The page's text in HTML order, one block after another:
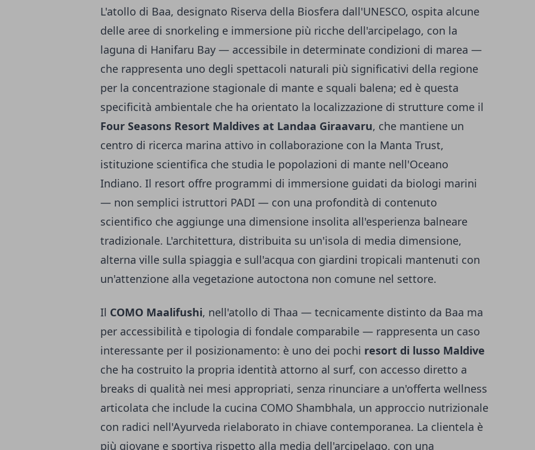
L'atollo di Baa, designato Riserva della Biosfera dall'UNESCO, ospita alcune
delle aree di snorkeling e immersione più ricche dell'arcipelago, con la
laguna di Hanifaru Bay — accessibile in determinate condizioni di marea —
che rappresenta uno degli spettacoli naturali più significativi della regione
per la concentrazione stagionale di mante e squali balena; ed è questa
specificità ambientale che ha orientato la localizzazione di strutture come il
Four Seasons Resort Maldives at Landaa Giraavaru, che mantiene un
centro di ricerca marina attivo in collaborazione con la Manta Trust,
istituzione scientifica che studia le popolazioni di mante nell'Oceano
Indiano. Il resort offre programmi di immersione guidati da biologi marini
— non semplici istruttori PADI — con una profondità di contenuto
scientifico che aggiunge una dimensione insolita all'esperienza balneare
tradizionale. L'architettura, distribuita su un'isola di media dimensione,
alterna ville sulla spiaggia e sull'acqua con giardini tropicali mantenuti con
un'attenzione alla vegetazione autoctona non comune nel settore.
Il COMO Maalifushi, nell'atollo di Thaa — tecnicamente distinto da Baa ma
per accessibilità e tipologia di fondale comparabile — rappresenta un caso
interessante per il posizionamento: è uno dei pochi resort di lusso Maldive
che ha costruito la propria identità attorno al surf, con accesso diretto a
breaks di qualità nei mesi appropriati, senza rinunciare a un'offerta wellness
articolata che include la cucina COMO Shambhala, un approccio nutrizionale
con radici nell'Ayurveda rielaborato in chiave contemporanea. La clientela è
più giovane e sportiva rispetto alla media dell'arcipelago, con una